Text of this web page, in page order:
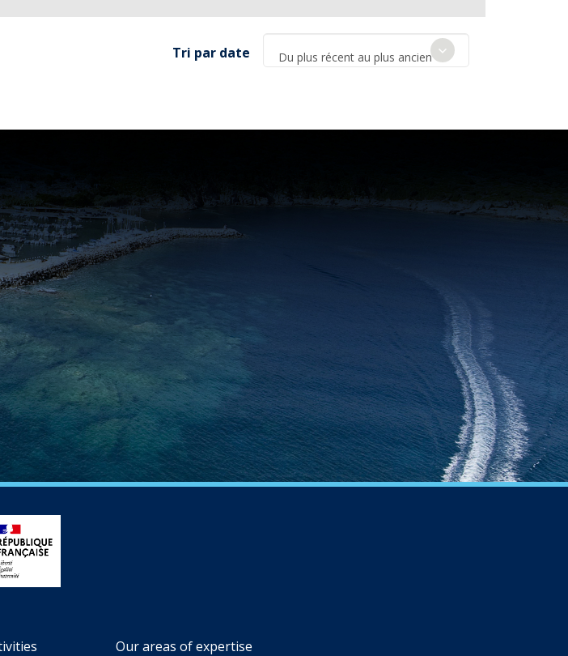
Tri par date Du plus récent au plus ancien
Our areas of expertise